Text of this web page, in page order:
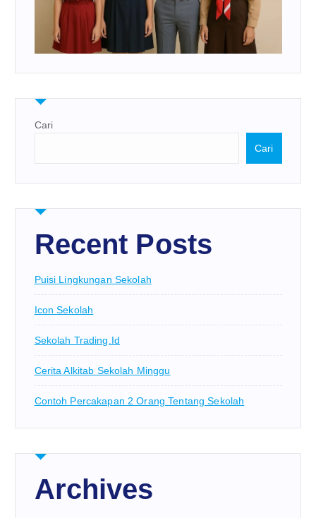
Cari
Cari
Recent Posts
Puisi Lingkungan Sekolah
Icon Sekolah
Sekolah Trading.id
Cerita Alkitab Sekolah Minggu
Contoh Percakapan 2 Orang Tentang Sekolah
Archives